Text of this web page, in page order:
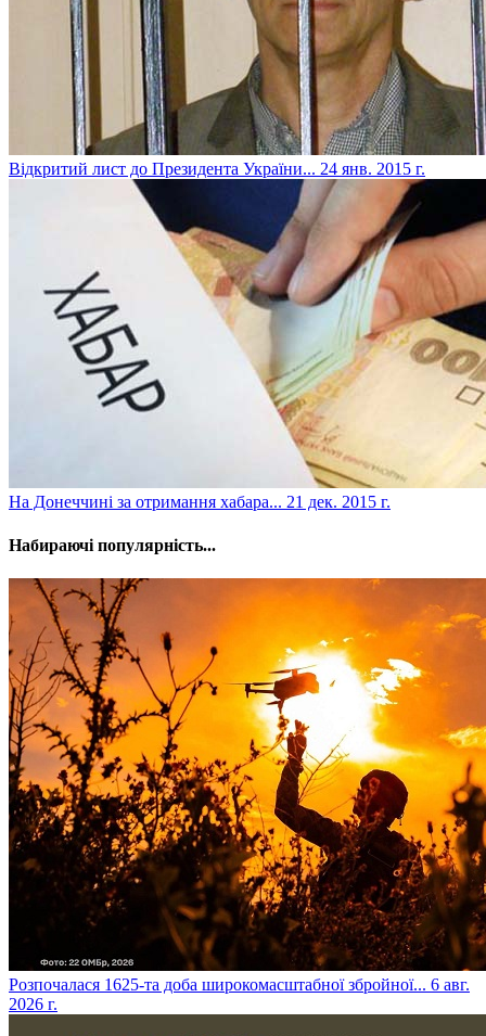
Відкритий лист до Президента України... 24 янв. 2015 г.
На Донеччині за отримання хабара... 21 дек. 2015 г.
Набираючі популярність...
​Розпочалася 1625-та доба широкомасштабної збройної... 6 авг.
2026 г.